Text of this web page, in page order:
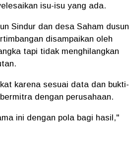
isu-isu yang ada.
Sindur dan desa Saham dusun
disampaikan oleh
tapi tidak menghilangkan
karena sesuai data dan bukti-
dengan perusahaan.
ini dengan pola bagi hasil,"